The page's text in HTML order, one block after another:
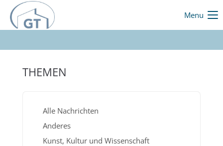
Menu
THEMEN
Alle Nachrichten
Anderes
Kunst, Kultur und Wissenschaft